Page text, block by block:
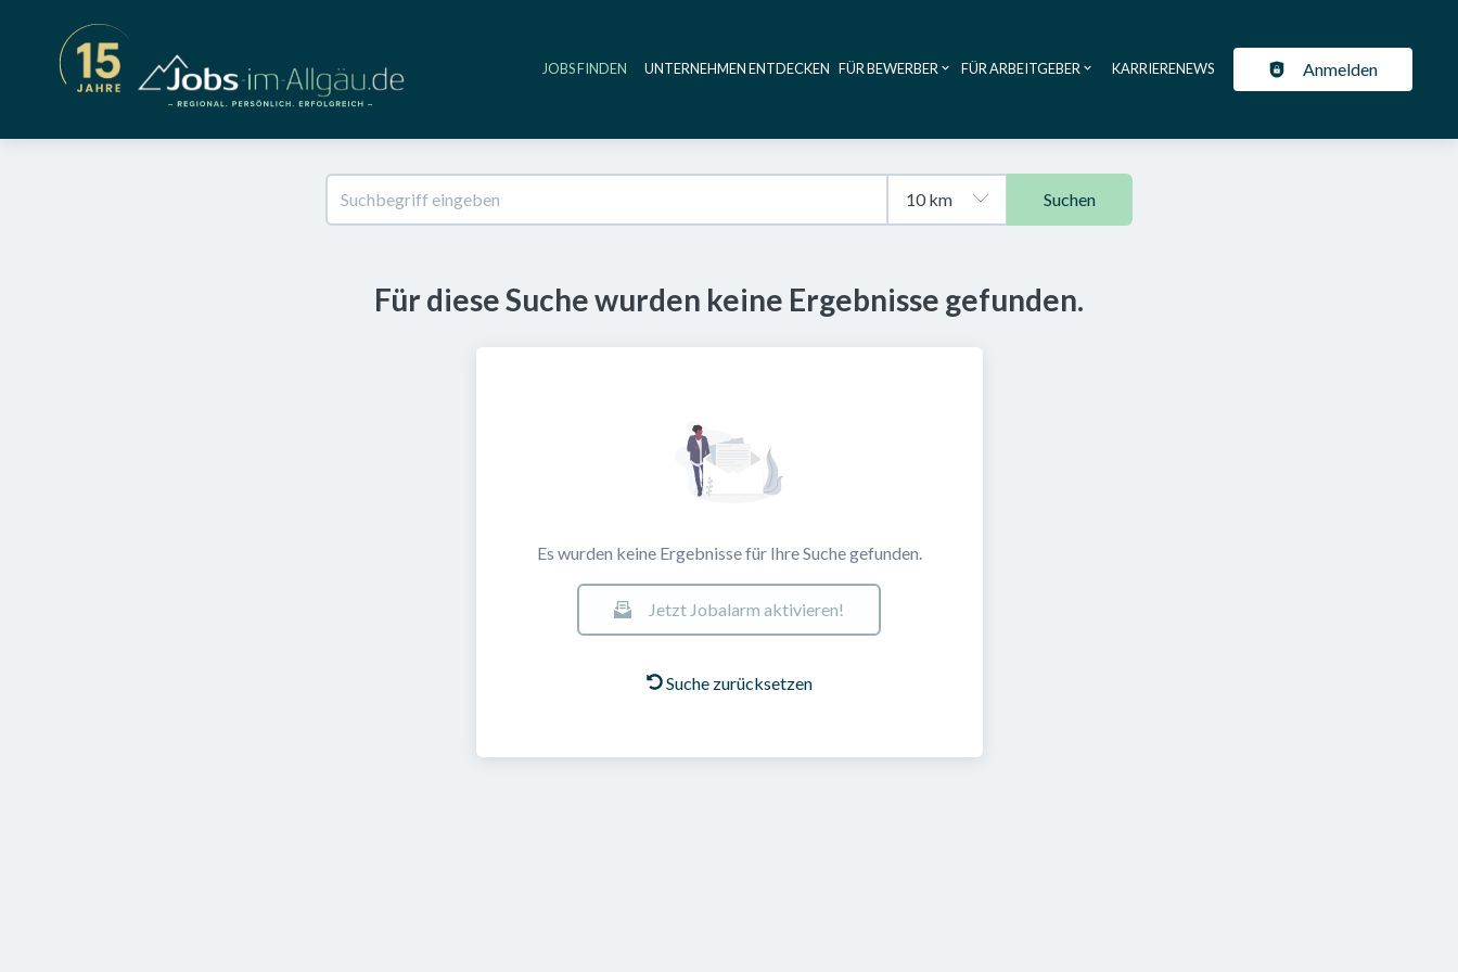
Haupt-Navigation
JOBS FINDEN UNTERNEHMEN ENTDECKEN FÜR BEWERBER FÜR ARBEITGEBER KARRIERENEWS Anmelden
Suchen
Für diese Suche wurden keine Ergebnisse gefunden.
Es wurden keine Ergebnisse für Ihre Suche gefunden.
Jetzt Jobalarm aktivieren!
Suche zurücksetzen